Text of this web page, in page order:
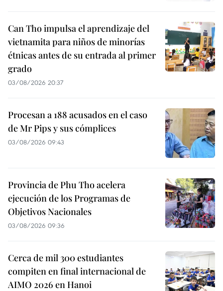
Can Tho impulsa el aprendizaje del
vietnamita para niños de minorías
étnicas antes de su entrada al primer
grado
03/08/2026 20:37
Procesan a 188 acusados en el caso
de Mr Pips y sus cómplices
03/08/2026 09:43
Provincia de Phu Tho acelera
ejecución de los Programas de
Objetivos Nacionales
03/08/2026 09:36
Cerca de mil 300 estudiantes
compiten en final internacional de
AIMO 2026 en Hanoi